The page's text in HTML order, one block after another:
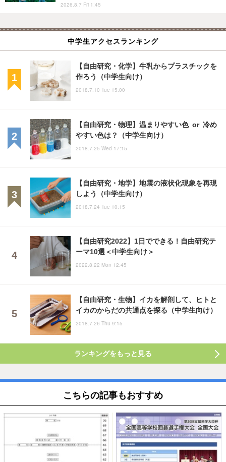
2026.8.7 Fri 1:45
中学生アクセスランキング
【自由研究・化学】牛乳からプラスチックを
作ろう（中学生向け）
2018.7.10 Tue 15:00
【自由研究・物理】温まりやすい色 or 冷め
やすい色は？（中学生向け）
2018.7.25 Wed 17:15
【自由研究・地学】地震の液状化現象を再現
しよう（中学生向け）
2018.7.24 Tue 10:15
【自由研究2022】1日でできる！自由研究テ
ーマ10選＜中学生向け＞
2022.8.22 Mon 12:45
【自由研究・生物】イカを解剖して、ヒトと
イカのからだの共通点を探る（中学生向け）
2018.7.26 Thu 9:15
ランキングをもっと見る
こちらの記事もおすすめ